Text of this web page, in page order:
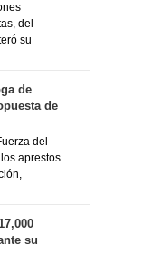
del
su
de
de
del
aprestos
su